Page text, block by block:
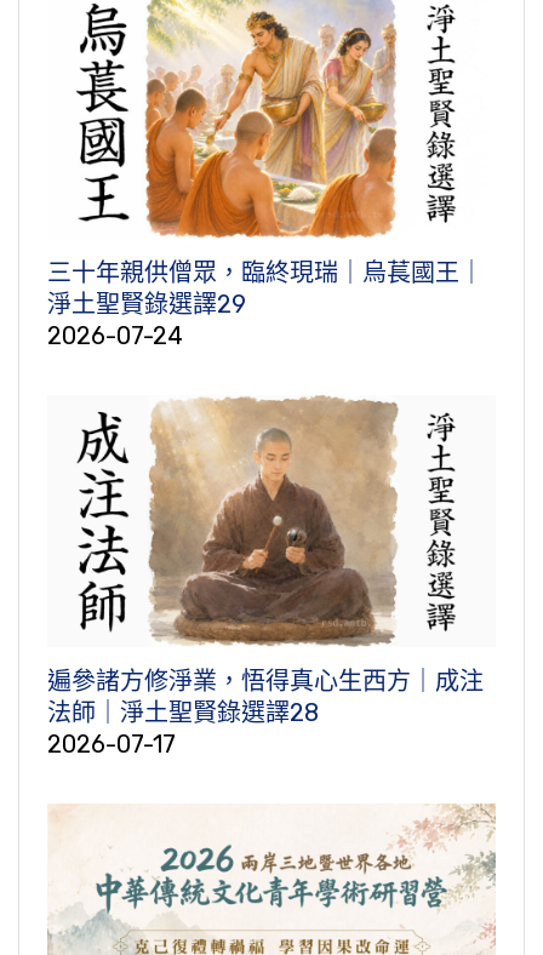
三十年親供僧眾，臨終現瑞｜烏萇國王｜
淨土聖賢錄選譯29
2026-07-24
遍參諸方修淨業，悟得真心生西方｜成注
法師｜淨土聖賢錄選譯28
2026-07-17